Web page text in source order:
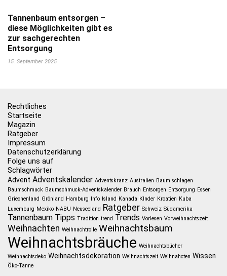
Tannenbaum entsorgen –
diese Möglichkeiten gibt es
zur sachgerechten
Entsorgung
15. September 2025
Rechtliches
Startseite
Magazin
Ratgeber
Impressum
Datenschutzerklärung
Folge uns auf
Schlagwörter
Advent Adventskalender Adventskranz Australien Baum schlagen
Baumschmuck Baumschmuck-Adventskalender Brauch Entsorgen Entsorgung Essen
Griechenland Grönland Hamburg Info Island Kanada KInder Kroatien Kuba
Luxemburg Mexiko NABU Neuseeland Ratgeber Schweiz Südamerika
Tannenbaum Tipps Tradition trend Trends Vorlesen Vorweihnachtszeit
Weihnachten Weihnachtrolle Weihnachtsbaum
Weihnachtsbräuche Weihnachtsbücher
Weihnachtsdeko Weihnachtsdekoration Weihnachtszeit Weihnahcten Wissen
Öko-Tanne